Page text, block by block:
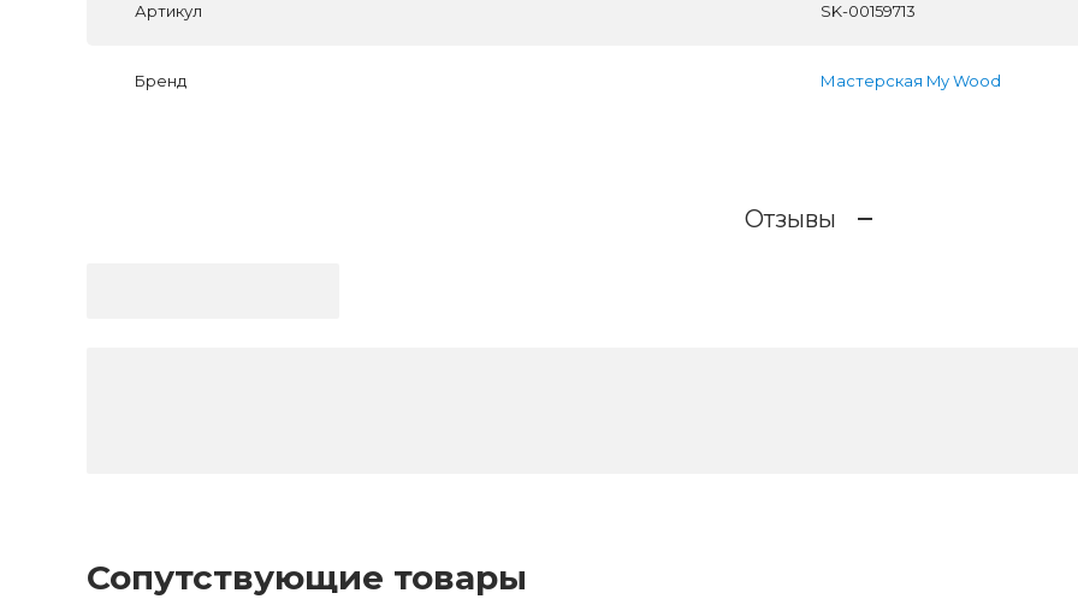
Артикул SK-00159713
Бренд Мастерская My Wood
Отзывы
Сопутствующие товары